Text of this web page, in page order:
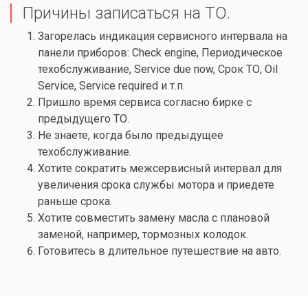
Причины записаться на ТО.
Загорелась индикация сервисного интервала на
панели приборов: Check engine, Периодическое
техобслуживание, Service due now, Срок ТО, Oil
Service, Service required и т.п.
Пришло время сервиса согласно бирке с
предыдущего ТО.
Не знаете, когда было предыдущее
техобслуживание.
Хотите сократить межсервисный интервал для
увеличения срока службы мотора и приедете
раньше срока.
Хотите совместить замену масла с плановой
заменой, например, тормозных колодок.
Готовитесь в длительное путешествие на авто.